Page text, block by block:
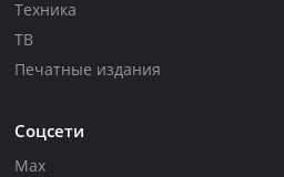
Техника
ТВ
Печатные издания
Соцсети
Max